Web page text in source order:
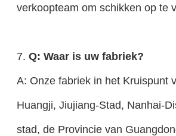
verkoopteam om schikken op te
7. Q: Waar is uw fabriek?
A: Onze fabriek in het Kruispunt
Huangji, Jiujiang-Stad, Nanhai-
stad, de Provincie van